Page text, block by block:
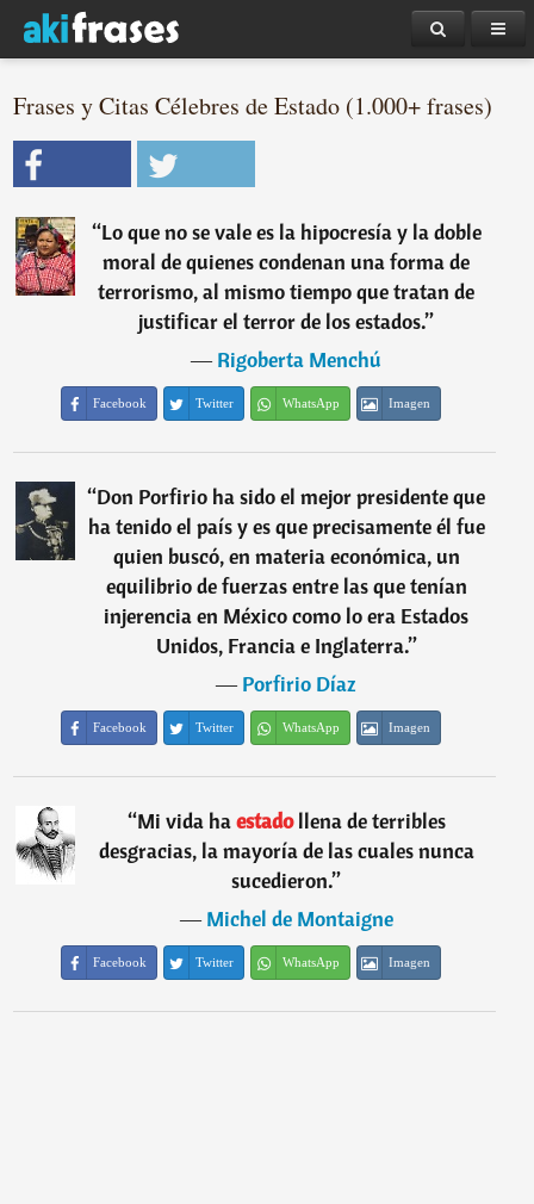
Frases y Citas Célebres de Estado (1.000+ frases)
“Lo que no se vale es la hipocresía y la doble
moral de quienes condenan una forma de
terrorismo, al mismo tiempo que tratan de
justificar el terror de los estados.”
―Rigoberta Menchú
Facebook Twitter WhatsApp Imagen
“Don Porfirio ha sido el mejor presidente que
ha tenido el país y es que precisamente él fue
quien buscó, en materia económica, un
equilibrio de fuerzas entre las que tenían
injerencia en México como lo era Estados
Unidos, Francia e Inglaterra.”
―Porfirio Díaz
Facebook Twitter WhatsApp Imagen
“Mi vida haestadollena de terribles
desgracias, la mayoría de las cuales nunca
sucedieron.”
―Michel de Montaigne
Facebook Twitter WhatsApp Imagen